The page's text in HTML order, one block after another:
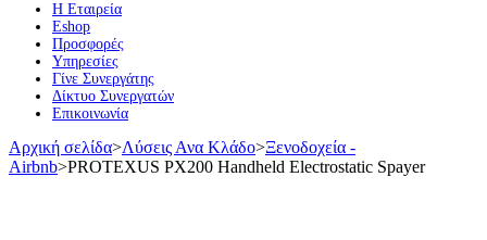
Η Εταιρεία
Eshop
Προσφορές
Υπηρεσίες
Γίνε Συνεργάτης
Δίκτυο Συνεργατών
Επικοινωνία
Αρχική σελίδα>Λύσεις Ανα Κλάδο>Ξενοδοχεία -
Airbnb>PROTEXUS PX200 Handheld Electrostatic Spayer